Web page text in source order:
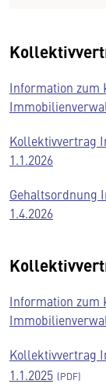
Information zum
Kollektivvertrag
1.1.2026
Gehaltsordnung
1.4.2026
Information zum
Kollektivvertrag
1.1.2025